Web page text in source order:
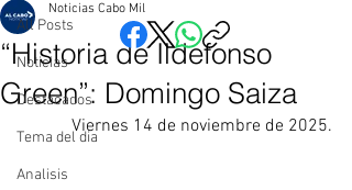
All Posts
Noticias
Destacados
Tema del dia
Analisis
“Historia de Ildefonso
Green”: Domingo Saiza
Noticias Cabo Mil
Viernes 14 de noviembre de 2025.